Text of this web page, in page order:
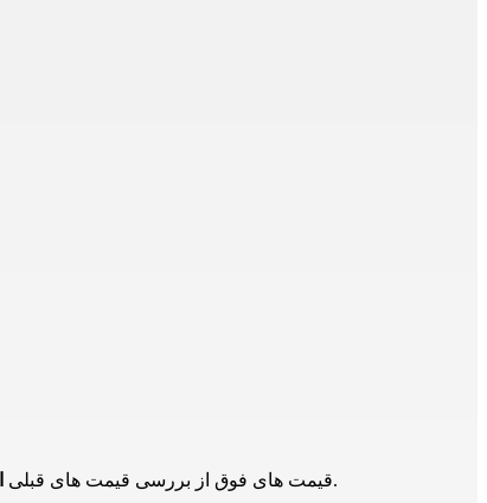
قیمت های فوق از بررسی قیمت های قبلیدر بازار و تامین کنندگان دیگر است و برای اطلاع از حدود قیمت ها است و ممکن است هم اکنون این محصول دارای قیمت جدید باشد.